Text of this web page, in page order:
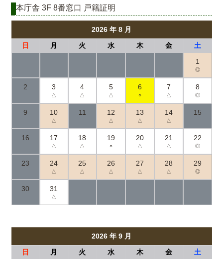
本庁舎 3F 8番窓口 戸籍証明
2026 年 8 月
日
月 火 水 木 金
土
1
◎
2 3
△
4
△
5
△
6
○
7
△
8
◎
9 10
△
11 12
△
13
△
14
△
15
16 17
△
18
△
19
○
20
△
21
△
22
◎
23 24
△
25
△
26
△
27
△
28
△
29
◎
30 31
△
2026 年 9 月
日
月 火 水 木 金 土